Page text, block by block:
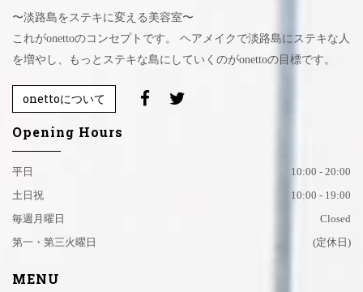
〜淡路島をステキに変える美容室〜
これがonettoのコンセプトです。 ヘアメイクで淡路島にステキな人
を増やし、もっとステキな島にしていくのがonettoの目標です。
onettoについて
Opening Hours
平日
10:00 - 20:00
土日祝
10:00 - 19:00
毎週月曜日
Closed
第一・第三火曜日
(定休日)
MENU